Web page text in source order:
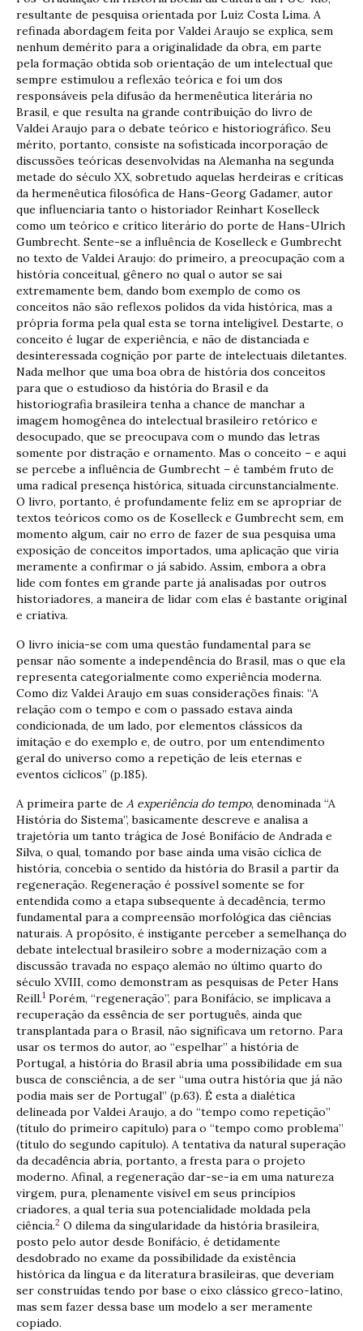
resultante de pesquisa orientada por Luiz Costa Lima. A
refinada abordagem feita por Valdei Araujo se explica, sem
nenhum demérito para a originalidade da obra, em parte
pela formação obtida sob orientação de um intelectual que
sempre estimulou a reflexão teórica e foi um dos
responsáveis pela difusão da hermenêutica literária no
Brasil, e que resulta na grande contribuição do livro de
Valdei Araujo para o debate teórico e historiográfico. Seu
mérito, portanto, consiste na sofisticada incorporação de
discussões teóricas desenvolvidas na Alemanha na segunda
metade do século XX, sobretudo aquelas herdeiras e críticas
da hermenêutica filosófica de Hans-Georg Gadamer, autor
que influenciaria tanto o historiador Reinhart Koselleck
como um teórico e crítico literário do porte de Hans-Ulrich
Gumbrecht. Sente-se a influência de Koselleck e Gumbrecht
no texto de Valdei Araujo: do primeiro, a preocupação com a
história conceitual, gênero no qual o autor se sai
extremamente bem, dando bom exemplo de como os
conceitos não são reflexos polidos da vida histórica, mas a
própria forma pela qual esta se torna inteligível. Destarte, o
conceito é lugar de experiência, e não de distanciada e
desinteressada cognição por parte de intelectuais diletantes.
Nada melhor que uma boa obra de história dos conceitos
para que o estudioso da história do Brasil e da
historiografia brasileira tenha a chance de manchar a
imagem homogênea do intelectual brasileiro retórico e
desocupado, que se preocupava com o mundo das letras
somente por distração e ornamento. Mas o conceito – e aqui
se percebe a influência de Gumbrecht – é também fruto de
uma radical presença histórica, situada circunstancialmente.
O livro, portanto, é profundamente feliz em se apropriar de
textos teóricos como os de Koselleck e Gumbrecht sem, em
momento algum, cair no erro de fazer de sua pesquisa uma
exposição de conceitos importados, uma aplicação que viria
meramente a confirmar o já sabido. Assim, embora a obra
lide com fontes em grande parte já analisadas por outros
historiadores, a maneira de lidar com elas é bastante original
e criativa.
O livro inicia-se com uma questão fundamental para se
pensar não somente a independência do Brasil, mas o que ela
representa categorialmente como experiência moderna.
Como diz Valdei Araujo em suas considerações finais: “A
relação com o tempo e com o passado estava ainda
condicionada, de um lado, por elementos clássicos da
imitação e do exemplo e, de outro, por um entendimento
geral do universo como a repetição de leis eternas e
eventos cíclicos” (p.185).
A primeira parte de A experiência do tempo, denominada “A
História do Sistema”, basicamente descreve e analisa a
trajetória um tanto trágica de José Bonifácio de Andrada e
Silva, o qual, tomando por base ainda uma visão cíclica de
história, concebia o sentido da história do Brasil a partir da
regeneração. Regeneração é possível somente se for
entendida como a etapa subsequente à decadência, termo
fundamental para a compreensão morfológica das ciências
naturais. A propósito, é instigante perceber a semelhança do
debate intelectual brasileiro sobre a modernização com a
discussão travada no espaço alemão no último quarto do
século XVIII, como demonstram as pesquisas de Peter Hans
Reill.1 Porém, “regeneração”, para Bonifácio, se implicava a
recuperação da essência de ser português, ainda que
transplantada para o Brasil, não significava um retorno. Para
usar os termos do autor, ao “espelhar” a história de
Portugal, a história do Brasil abria uma possibilidade em sua
busca de consciência, a de ser “uma outra história que já não
podia mais ser de Portugal” (p.63). É esta a dialética
delineada por Valdei Araujo, a do “tempo como repetição”
(título do primeiro capítulo) para o “tempo como problema”
(título do segundo capítulo). A tentativa da natural superação
da decadência abria, portanto, a fresta para o projeto
moderno. Afinal, a regeneração dar-se-ia em uma natureza
virgem, pura, plenamente visível em seus princípios
criadores, a qual teria sua potencialidade moldada pela
ciência.2 O dilema da singularidade da história brasileira,
posto pelo autor desde Bonifácio, é detidamente
desdobrado no exame da possibilidade da existência
histórica da língua e da literatura brasileiras, que deveriam
ser construídas tendo por base o eixo clássico greco-latino,
mas sem fazer dessa base um modelo a ser meramente
copiado.